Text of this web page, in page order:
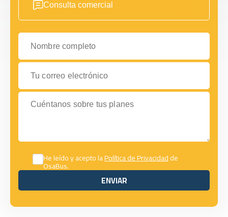
Consulta comercial
Nombre completo
Tu correo electrónico
Cuéntanos sobre tus planes
He leído y acepto laPolítica de Privacidadde
OsaBus.
ENVIAR
ENVIAR